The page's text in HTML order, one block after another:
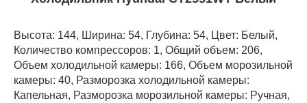
Высота: 144, Ширина: 54, Глубина: 54, Цвет: Белый,
Количество компрессоров: 1, Общий объем: 206,
Объем холодильной камеры: 166, Объем морозильной
камеры: 40, Разморозка холодильной камеры:
Капельная, Разморозка морозильной камеры: Ручная,